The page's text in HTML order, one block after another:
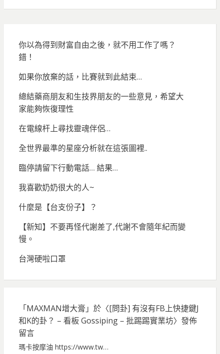
你以為得到財富自由之後，就不用工作了嗎？
錯！
如果你放棄的話，比賽就到此結束…
總結藥商朋友和生技界朋友的一些意見，希望大
家能夠恢復理性
在電線杆上尋找靈魂伴侶…
全世界最準的星座分析就在這張圖裡..
臨停請留下行動電話… 結果…
我喜歡奶奶很大的人~
什麼是【台支份子】？
【新知】不要再怪代謝差了,代謝不會隨年紀而變
慢。
台灣硬啦口罩
「MAXMAN增大膏 」於〈[問卦] 有沒有FB上快捷鍵J
和K的卦？ – 看板 Gossiping – 批踢踢實業坊〉發佈
留言
瑪卡按摩油 https://www.tw…